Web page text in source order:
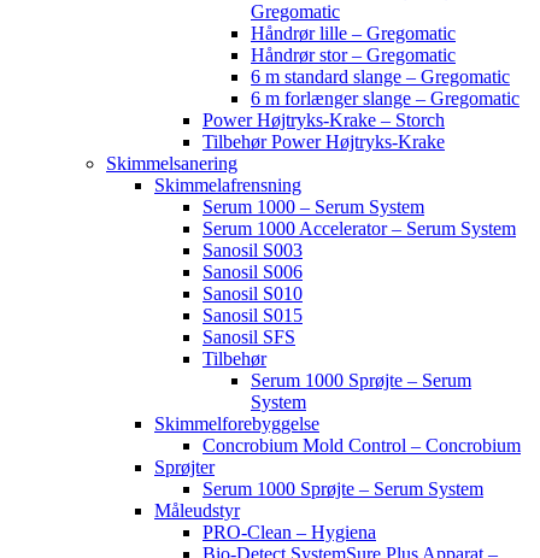
Gregomatic
Håndrør lille – Gregomatic
Håndrør stor – Gregomatic
6 m standard slange – Gregomatic
6 m forlænger slange – Gregomatic
Power Højtryks-Krake – Storch
Tilbehør Power Højtryks-Krake
Skimmelsanering
Skimmelafrensning
Serum 1000 – Serum System
Serum 1000 Accelerator – Serum System
Sanosil S003
Sanosil S006
Sanosil S010
Sanosil S015
Sanosil SFS
Tilbehør
Serum 1000 Sprøjte – Serum
System
Skimmelforebyggelse
Concrobium Mold Control – Concrobium
Sprøjter
Serum 1000 Sprøjte – Serum System
Måleudstyr
PRO-Clean – Hygiena
Bio-Detect SystemSure Plus Apparat –